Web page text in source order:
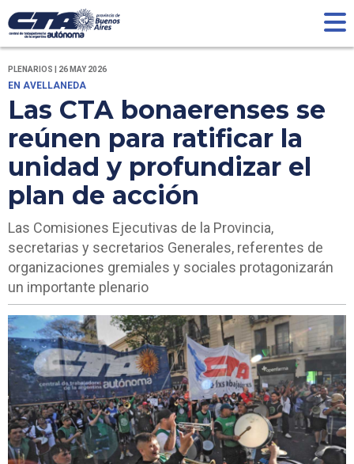
PLENARIOS | 26 MAY 2026
EN AVELLANEDA
Las CTA bonaerenses se
reúnen para ratificar la
unidad y profundizar el
plan de acción
Las Comisiones Ejecutivas de la Provincia,
secretarias y secretarios Generales, referentes de
organizaciones gremiales y sociales protagonizarán
un importante plenario